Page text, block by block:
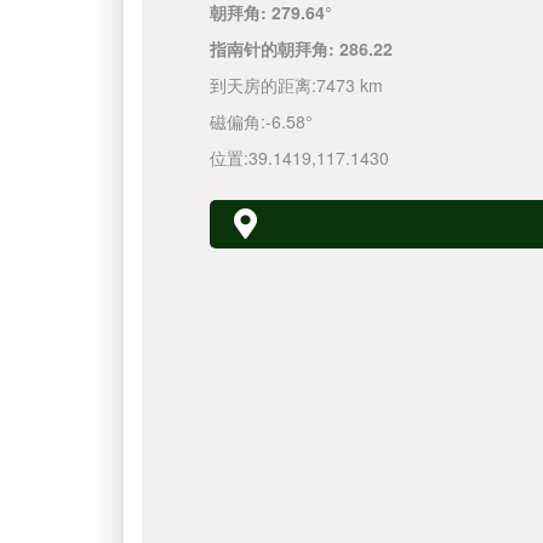
朝拜角: 279.64°
指南针的朝拜角: 286.22
到天房的距离:7473 km
磁偏角:-6.58°
位置:39.1419,117.1430